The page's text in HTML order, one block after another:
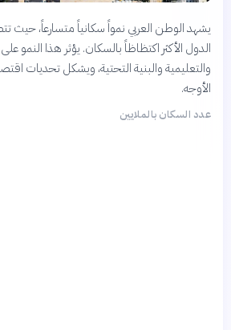
يشهد الوطن العربي نمواً سكانياً متسارعاً، حيث
الدول الأكثر اكتظاظاً بالسكان. يؤثر هذا النمو
والتعليمية والبنية التحتية، ويشكل تحديات
الأوجه.
عدد السكان بالملايين